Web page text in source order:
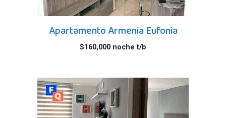
Apartamento Armenia Eufonia
$160,000 noche t/b